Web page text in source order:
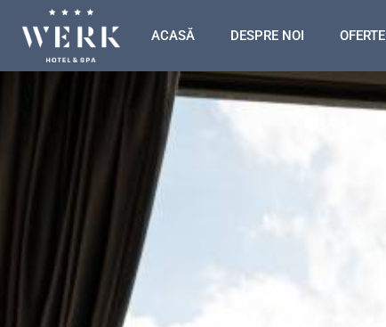
ACASĂ DESPRE NOI OFERTE